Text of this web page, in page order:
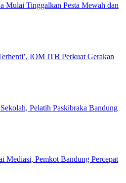
Mulai Tinggalkan Pesta Mewah dan
IOM ITB Perkuat Gerakan
Pelatih Paskibraka Bandung
Mediasi, Pemkot Bandung Percepat